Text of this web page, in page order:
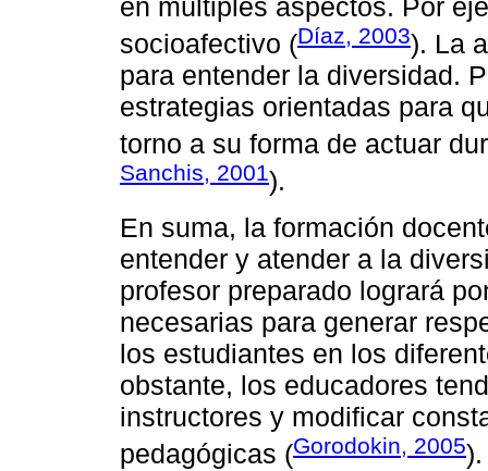
en múltiples aspectos. Por
socioafectivo (Díaz, 2003). La
para entender la diversidad.
estrategias orientadas para
torno a su forma de actuar
Sanchis, 2001).
En suma, la formación
entender y atender a la
profesor preparado logrará
necesarias para generar
los estudiantes en los
obstante, los educadores
instructores y modificar
pedagógicas (Gorodokin, 2005).